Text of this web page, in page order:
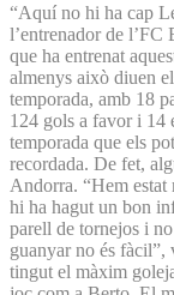
“Aquí no hi ha cap
l’entrenador de
que ha entrenat
almenys això diuen
temporada, amb 18
124 gols a favor i 14
temporada que els
recordada. De fet,
Andorra. “Hem estat
hi ha hagut un bon
parell de tornejos i
guanyar no és fàcil”,
tingut el màxim